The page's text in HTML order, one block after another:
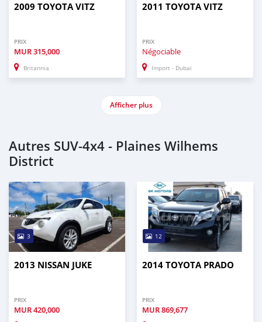
2009 TOYOTA VITZ
PRIX
MUR315,000
Britannia
2011 TOYOTA VITZ
PRIX
Négociable
Import - Dubai
Afficher plus
Autres SUV‒4x4 - Plaines Wilhems
District
3
2013 NISSAN JUKE
PRIX
MUR420,000
12
2014 TOYOTA PRADO
PRIX
MUR869,677